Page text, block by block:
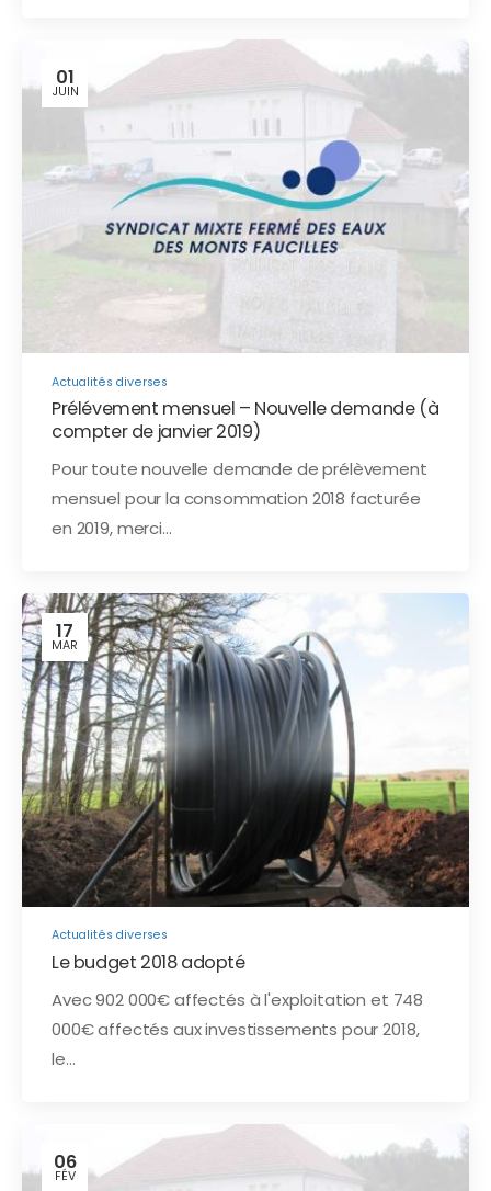
01
JUIN
Actualités diverses
Prélévement mensuel – Nouvelle demande (à
compter de janvier 2019)
Pour toute nouvelle demande de prélèvement
mensuel pour la consommation 2018 facturée
en 2019, merci…
17
MAR
Actualités diverses
Le budget 2018 adopté
Avec 902 000€ affectés à l'exploitation et 748
000€ affectés aux investissements pour 2018,
le…
06
FÉV